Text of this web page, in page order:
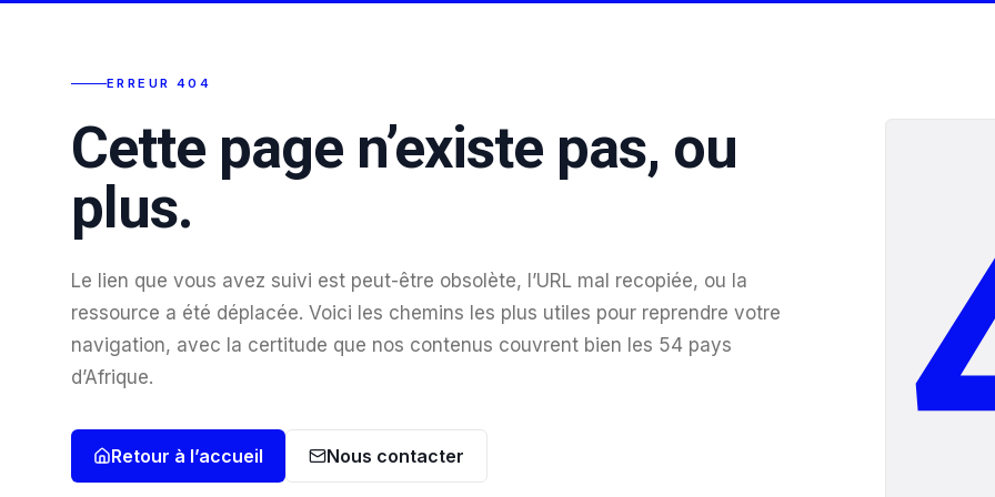
ERREUR 404
Cette page n’existe pas, ou
plus.
Le lien que vous avez suivi est peut-être obsolète, l’URL mal recopiée, ou la
ressource a été déplacée. Voici les chemins les plus utiles pour reprendre votre
navigation, avec la certitude que nos contenus couvrent bien les 54 pays
d’Afrique.
Retour à l’accueil Nous contacter